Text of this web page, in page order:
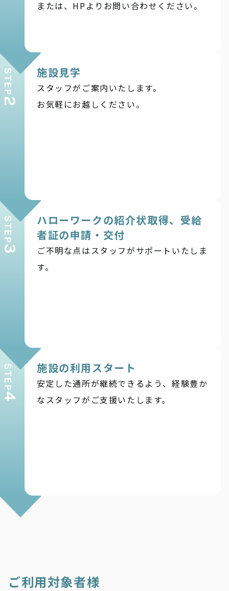
または、HPよりお問い合わせください。
STEP
2
施設見学
スタッフがご案内いたします。
お気軽にお越しください。
STEP
3
ハローワークの紹介状取得、受給
者証の申請・交付
ご不明な点はスタッフがサポートいたしま
す。
STEP
4
施設の利用スタート
安定した通所が継続できるよう、経験豊か
なスタッフがご支援いたします。
ご利用対象者様